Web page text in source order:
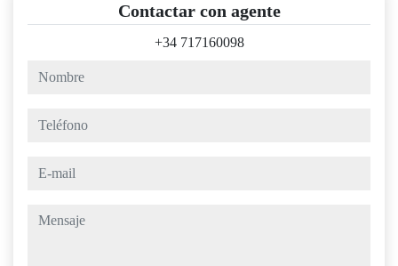
Contactar con agente
+34 717160098
nombre
teléfono
e-mail
mensaje